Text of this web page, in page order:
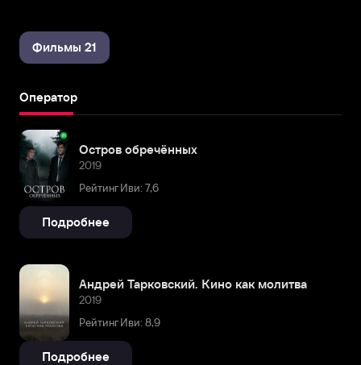
Фильмы 21
Оператор
Остров обречённых
2019
Рейтинг Иви: 7,6
Подробнее
Андрей Тарковский. Кино как молитва
2019
Рейтинг Иви: 8,9
Подробнее